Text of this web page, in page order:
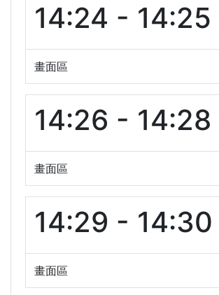
14:24 - 14:25
畫面區
14:26 - 14:28
畫面區
14:29 - 14:30
畫面區